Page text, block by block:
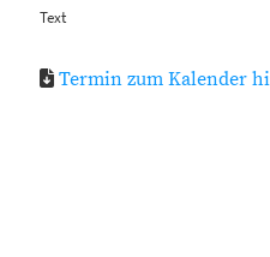
Text
Termin zum Kalender